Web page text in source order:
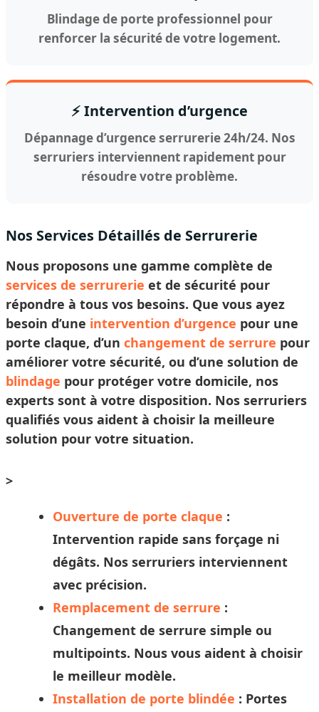
Blindage de porte professionnel pour
renforcer la sécurité de votre logement.
⚡ Intervention d’urgence
Dépannage d’urgence serrurerie 24h/24. Nos
serruriers interviennent rapidement pour
résoudre votre problème.
Nos Services Détaillés de Serrurerie
Nous proposons une gamme complète de
services de serrurerie et de sécurité pour
répondre à tous vos besoins. Que vous ayez
besoin d’une intervention d’urgence pour une
porte claque, d’un changement de serrure pour
améliorer votre sécurité, ou d’une solution de
blindage pour protéger votre domicile, nos
experts sont à votre disposition. Nos serruriers
qualifiés vous aident à choisir la meilleure
solution pour votre situation.
>
Ouverture de porte claque :
Intervention rapide sans forçage ni
dégâts. Nos serruriers interviennent
avec précision.
Remplacement de serrure :
Changement de serrure simple ou
multipoints. Nous vous aident à choisir
le meilleur modèle.
Installation de porte blindée : Portes